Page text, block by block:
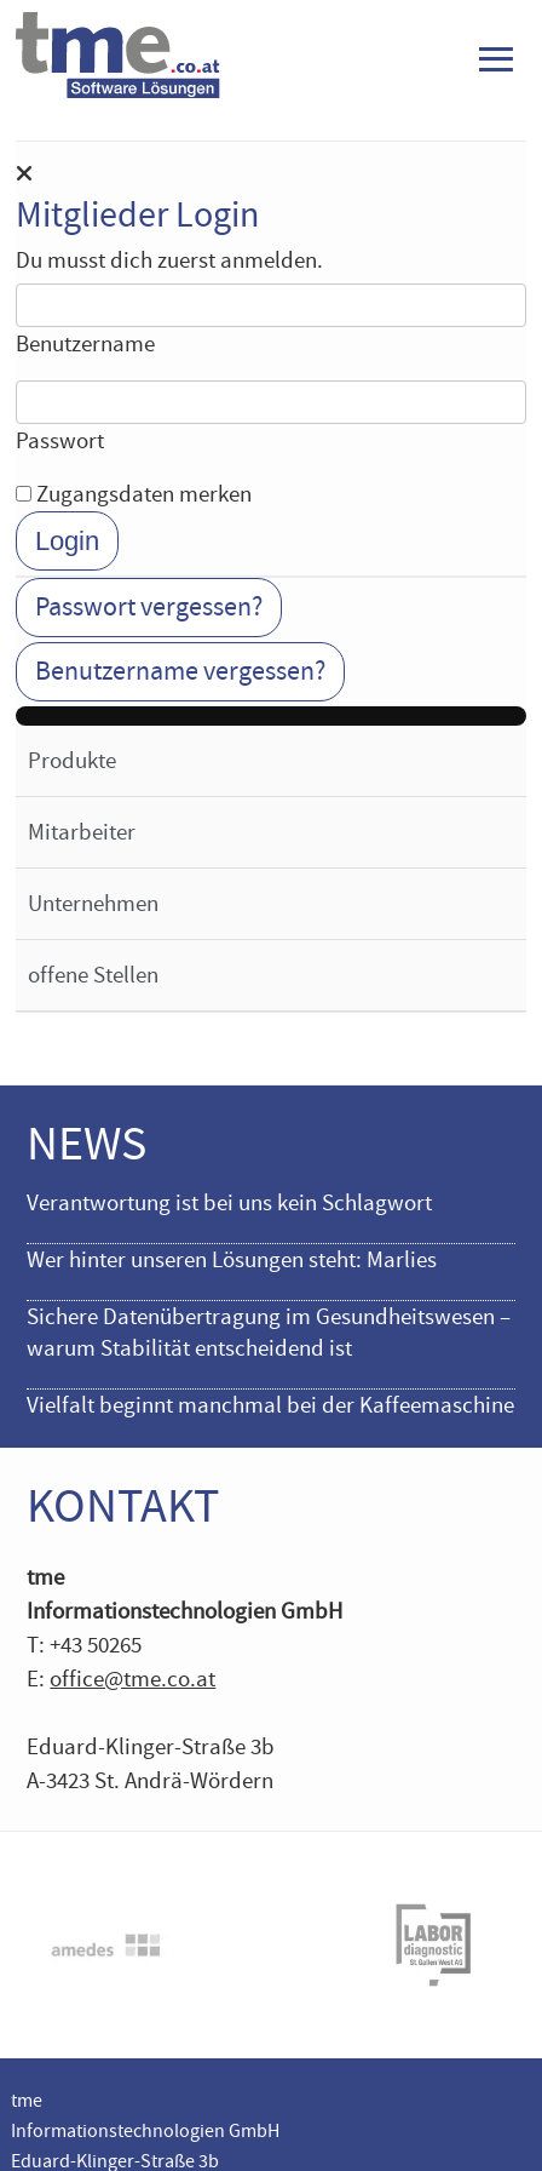
≡
Mitglieder Login
Du musst dich zuerst anmelden.
Benutzername
Passwort
Zugangsdaten merken
Login
Passwort vergessen?
Benutzername vergessen?
Produkte
Mitarbeiter
Unternehmen
offene Stellen
NEWS
Verantwortung ist bei uns kein Schlagwort
Wer hinter unseren Lösungen steht: Marlies
Sichere Datenübertragung im Gesundheitswesen –
warum Stabilität entscheidend ist
Vielfalt beginnt manchmal bei der Kaffeemaschine
KONTAKT
tme
Informationstechnologien GmbH
T: +43 50265
E: office@tme.co.at
Eduard-Klinger-Straße 3b
A-3423 St. Andrä-Wördern
tme
Informationstechnologien GmbH
Eduard-Klinger-Straße 3b